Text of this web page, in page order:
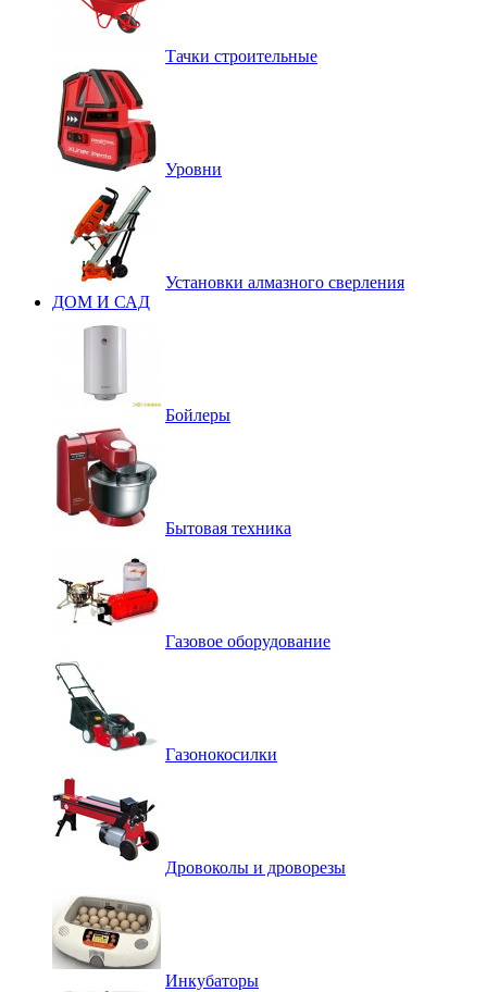
Тачки строительные
Уровни
Установки алмазного сверления
ДОМ И САД
Бойлеры
Бытовая техника
Газовое оборудование
Газонокосилки
Дровоколы и дроворезы
Инкубаторы